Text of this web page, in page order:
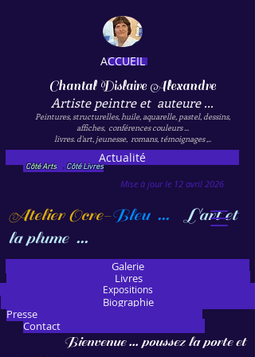
Chantal Dislaire Alexandre
Artiste peintre et auteure ...
Peintures, structurelles, huile, aquarelle, pastel, dessins,
affiches, conférences couleurs ...
livres. d'art, jeunesse, romans, témoignages ,..
ACCUEIL
Mise à jour le 12 avril 2026
Actualité
Côté Arts .Côté Livres
Galerie
Livres
Biographie
Presse
Contact
Expositions
Bienvenue ... poussez la porte et
Atelier Ocre-Bleu ...
L'art et
la plume ...